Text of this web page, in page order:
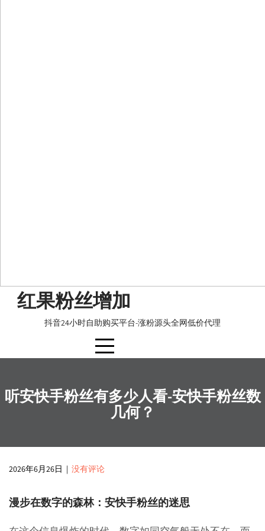
红果粉丝增加
抖音24小时自助购买平台-涨粉源头全网低价代理
听安快手粉丝有多少人看-安快手粉丝数
几何？
2026年6月26日 | 没有评论
漫步在数字的森林：安快手粉丝的迷思